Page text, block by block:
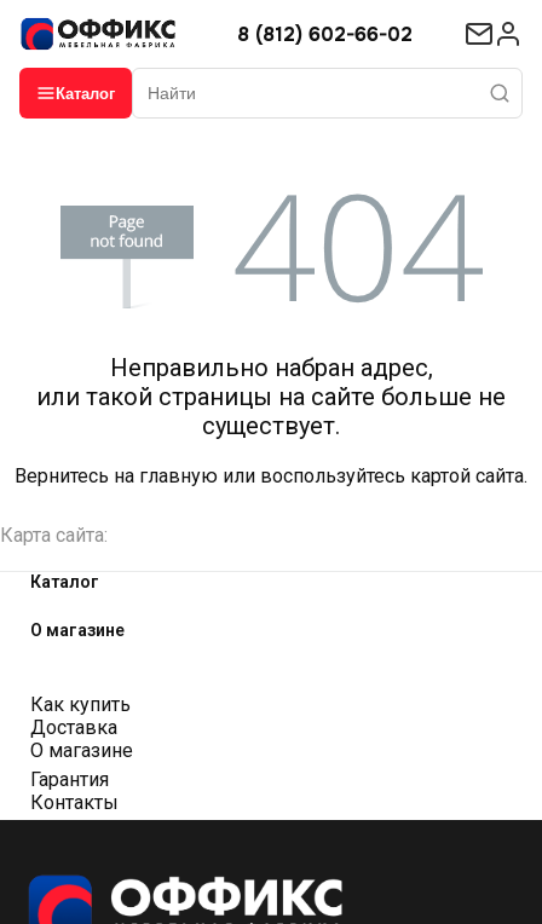
8 (812) 602-66-02
Каталог
Неправильно набран адрес,
или такой страницы на сайте больше не
существует.
Вернитесь на главную или воспользуйтесь картой сайта.
Карта сайта:
Каталог
О магазине
Как купить
Доставка
О магазине
Гарантия
Контакты